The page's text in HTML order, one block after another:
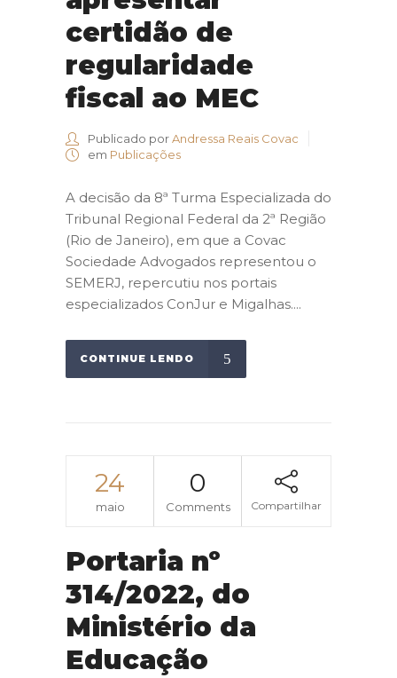
certidão de
regularidade
fiscal ao MEC
Publicado porAndressa Reais Covac
em Publicações
A decisão da 8ª Turma Especializada do
Tribunal Regional Federal da 2ª Região
(Rio de Janeiro), em que a Covac
Sociedade Advogados representou o
SEMERJ, repercutiu nos portais
especializados ConJur e Migalhas....
CONTINUE LENDO
24
maio
0
Comments Compartilhar
Portaria nº
314/2022, do
Ministério da
Educação